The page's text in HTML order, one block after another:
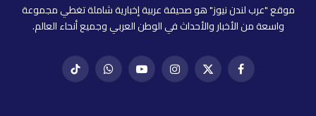
موقع "عرب لندن نيوز" هو صحيفة عربية إخبارية شاملة تغطي مجموعة
واسعة من الأخبار والأحداث في الوطن العربي وجميع أنحاء العالم.
فيسبوكX
إنستغراميوتيوب واتساب تيك